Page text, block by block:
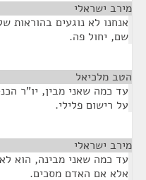
מירב ישראלי
אנחנו לא נוגעים
שם, יחול פה.
הטב מלכיאל
עד כמה שאני מבין, יו"ר
על רישום פלילי.
מירב ישראלי
עד כמה שאני מבינה, הוא
אלא אם האדם מסכים.